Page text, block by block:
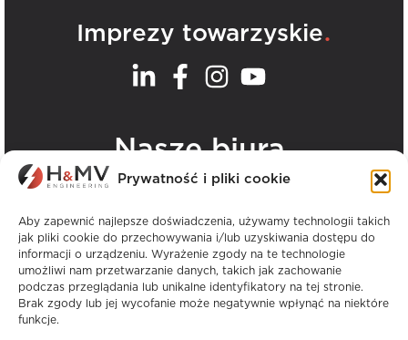
Prywatność i pliki cookie
Aby zapewnić najlepsze doświadczenia, używamy technologii takich
jak pliki cookie do przechowywania i/lub uzyskiwania dostępu do
informacji o urządzeniu. Wyrażenie zgody na te technologie
umożliwi nam przetwarzanie danych, takich jak zachowanie
podczas przeglądania lub unikalne identyfikatory na tej stronie.
Brak zgody lub jej wycofanie może negatywnie wpłynąć na niektóre
funkcje.
Imprezy towarzyskie.
Nasze biura.